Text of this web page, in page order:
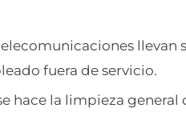
llevan
fuera de servicio.
hace la limpieza general